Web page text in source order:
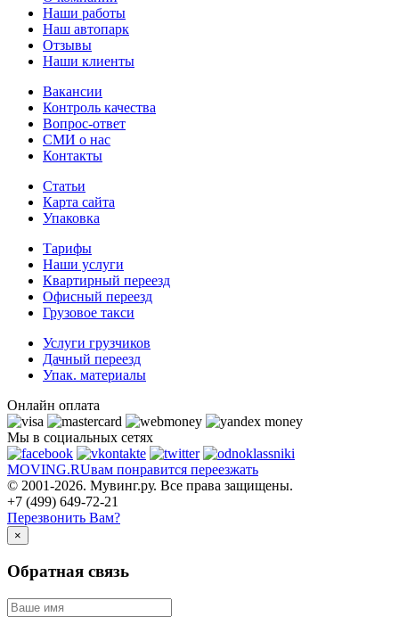
Наши работы
Наш автопарк
Отзывы
Наши клиенты
Вакансии
Контроль качества
Вопрос-ответ
СМИ о нас
Контакты
Статьи
Карта сайта
Упаковка
Тарифы
Наши услуги
Квартирный переезд
Офисный переезд
Грузовое такси
Услуги грузчиков
Дачный переезд
Упак. материалы
Онлайн оплата
Мы в социальных сетях
MOVING.RUвам понравится переезжать
© 2001-2026. Мувинг.ру. Все права защищены.
+7 (499) 649-72-21
Перезвонить Вам?
×
Обратная связь